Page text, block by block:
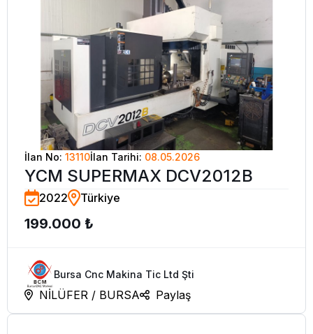
İlan No: 13110İlan Tarihi: 08.05.2026
YCM SUPERMAX DCV2012B
2022 Türkiye
199.000 ₺
Bursa Cnc Makina Tic Ltd Şti
NİLÜFER / BURSA Paylaş